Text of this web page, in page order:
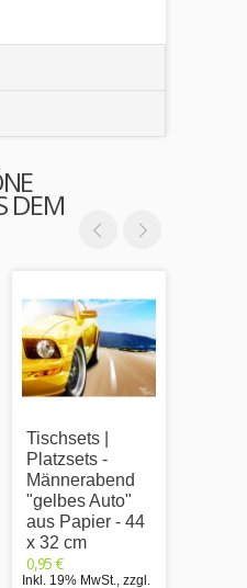
DEM
Tischsets |
Platzsets -
Männerabend
"gelbes Auto"
aus Papier - 44
x 32 cm
0,95 €
Inkl. 19% MwSt., zzgl.